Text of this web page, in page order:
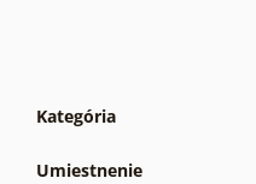
Kategória
Umiestnenie